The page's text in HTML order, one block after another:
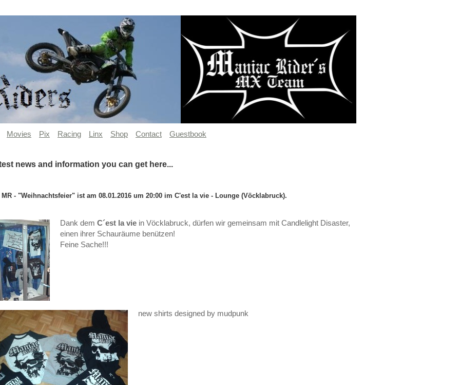
Movies Pix Racing Linx Shop Contact Guestbook
news and information you can get here...
MR - "Weihnachtsfeier" ist am 08.01.2016 um 20:00 im C'est la vie - Lounge (Vöcklabruck).
Dank dem C´est la vie in Vöcklabruck, dürfen wir gemeinsam mit Candlelight Disaster,
einen ihrer Schauräume benützen!
Feine Sache!!!
new shirts designed by mudpunk